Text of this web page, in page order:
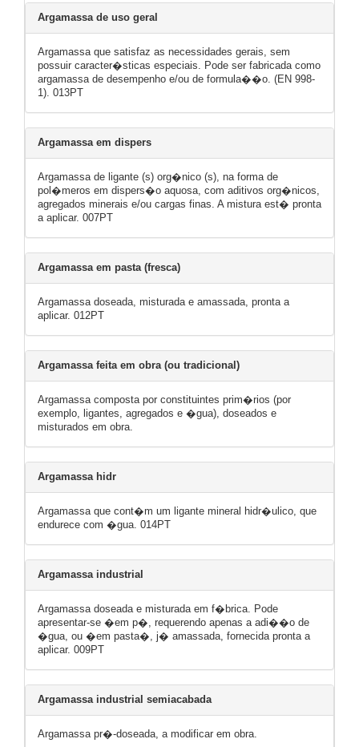
Argamassa de uso geral
Argamassa que satisfaz as necessidades gerais, sem
possuir caracter�sticas especiais. Pode ser fabricada como
argamassa de desempenho e/ou de formula��o. (EN 998-
1). 013PT
Argamassa em dispers
Argamassa de ligante (s) org�nico (s), na forma de
pol�meros em dispers�o aquosa, com aditivos org�nicos,
agregados minerais e/ou cargas finas. A mistura est� pronta
a aplicar. 007PT
Argamassa em pasta (fresca)
Argamassa doseada, misturada e amassada, pronta a
aplicar. 012PT
Argamassa feita em obra (ou tradicional)
Argamassa composta por constituintes prim�rios (por
exemplo, ligantes, agregados e �gua), doseados e
misturados em obra.
Argamassa hidr
Argamassa que cont�m um ligante mineral hidr�ulico, que
endurece com �gua. 014PT
Argamassa industrial
Argamassa doseada e misturada em f�brica. Pode
apresentar-se �em p�, requerendo apenas a adi��o de
�gua, ou �em pasta�, j� amassada, fornecida pronta a
aplicar. 009PT
Argamassa industrial semiacabada
Argamassa pr�-doseada, a modificar em obra.